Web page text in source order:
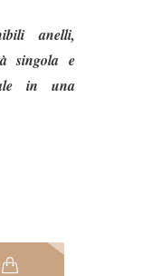
anelli,
singola e
in una